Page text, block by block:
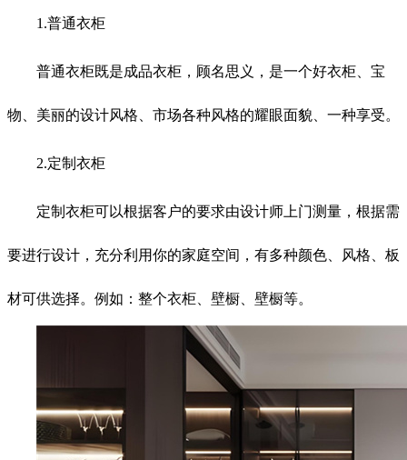
1.普通衣柜
普通衣柜既是成品衣柜，顾名思义，是一个好衣柜、宝
物、美丽的设计风格、市场各种风格的耀眼面貌、一种享受。
2.定制衣柜
定制衣柜可以根据客户的要求由设计师上门测量，根据需
要进行设计，充分利用你的家庭空间，有多种颜色、风格、板
材可供选择。例如：整个衣柜、壁橱、壁橱等。